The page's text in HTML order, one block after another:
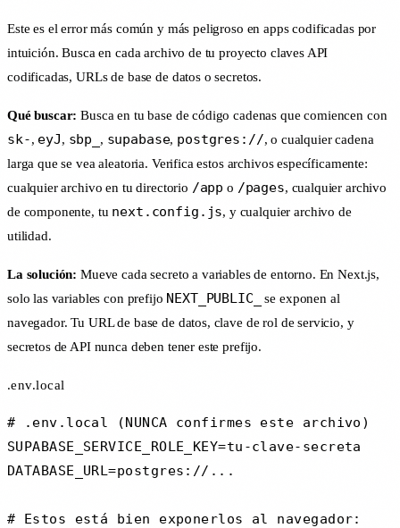
Este es el error más común y más peligroso en apps codificadas por
intuición. Busca en cada archivo de tu proyecto claves API
codificadas, URLs de base de datos o secretos.
Qué buscar: Busca en tu base de código cadenas que comiencen con
sk-, eyJ, sbp_ , supabase, postgres://, o cualquier cadena
larga que se vea aleatoria. Verifica estos archivos específicamente:
cualquier archivo en tu directorio /app o /pages, cualquier archivo
de componente, tu next.config.js, y cualquier archivo de
utilidad.
La solución: Mueve cada secreto a variables de entorno. En Next.js,
solo las variables con prefijo NEXT_PUBLIC_
se exponen al
navegador. Tu URL de base de datos, clave de rol de servicio, y
secretos de API nunca deben tener este prefijo.
.env.local
# .env.local (NUNCA confirmes este archivo)
SUPABASE_SERVICE_ROLE_KEY=tu-clave-secreta
DATABASE_URL=postgres://...
# Estos está bien exponerlos al navegador: